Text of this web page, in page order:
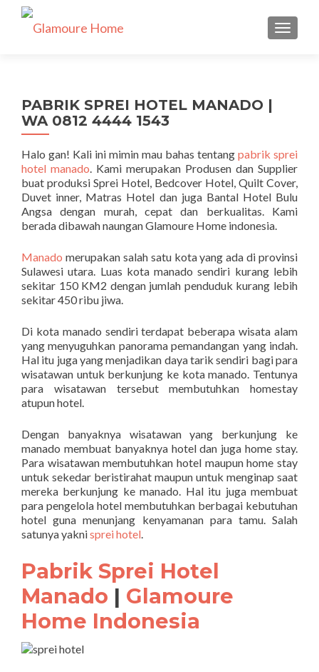
TUKAR
PABRIK SPREI HOTEL MANADO |
WA 0812 4444 1543
Halo gan! Kali ini mimin mau bahas tentang pabrik sprei
hotel manado. Kami merupakan Produsen dan Supplier
buat produksi Sprei Hotel, Bedcover Hotel, Quilt Cover,
Duvet inner, Matras Hotel dan juga Bantal Hotel Bulu
Angsa dengan murah, cepat dan berkualitas. Kami
berada dibawah naungan Glamoure Home indonesia.
Manado merupakan salah satu kota yang ada di provinsi
Sulawesi utara. Luas kota manado sendiri kurang lebih
sekitar 150 KM2 dengan jumlah penduduk kurang lebih
sekitar 450 ribu jiwa.
Di kota manado sendiri terdapat beberapa wisata alam
yang menyuguhkan panorama pemandangan yang indah.
Hal itu juga yang menjadikan daya tarik sendiri bagi para
wisatawan untuk berkunjung ke kota manado. Tentunya
para wisatawan tersebut membutuhkan homestay
atupun hotel.
Dengan banyaknya wisatawan yang berkunjung ke
manado membuat banyaknya hotel dan juga home stay.
Para wisatawan membutuhkan hotel maupun home stay
untuk sekedar beristirahat maupun untuk menginap saat
mereka berkunjung ke manado. Hal itu juga membuat
para pengelola hotel membutuhkan berbagai kebutuhan
hotel guna menunjang kenyamanan para tamu. Salah
satunya yaknisprei hotel.
Pabrik Sprei Hotel
Manado | Glamoure
Home Indonesia